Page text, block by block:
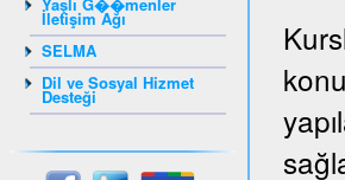
İletişim Ağı
SELMA
Dil ve Sosyal Hizmet
Desteği